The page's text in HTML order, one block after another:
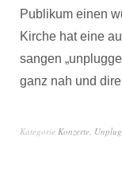
Publikum einen
Kirche hat eine
sangen
ganz nah und
Kategorie Konzerte,